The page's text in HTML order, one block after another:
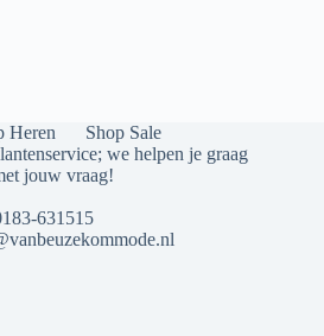
Heren
Shop Sale
we helpen je graag
jouw vraag!
631515